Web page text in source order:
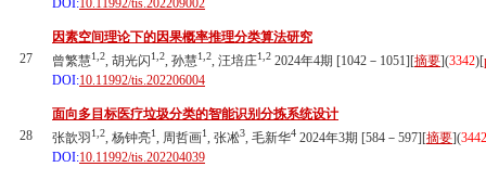
DOI:10.11992/tis.202209002
27
因素空间理论下的因果概率推理分类算法研究
曾繁慧1,2, 胡光闪 1,2, 孙慧1,2, 汪培庄1,2 2024年4期 [1042－1051][摘要](3342)[
DOI:10.11992/tis.202206004
28
面向多目标医疗垃圾分类的智能识别分拣系统设计
张歆羽 1,2, 杨钟亮1, 周哲画1, 张凇3, 毛新华4 2024年3期 [584－597][摘要](3442
DOI:10.11992/tis.202204039